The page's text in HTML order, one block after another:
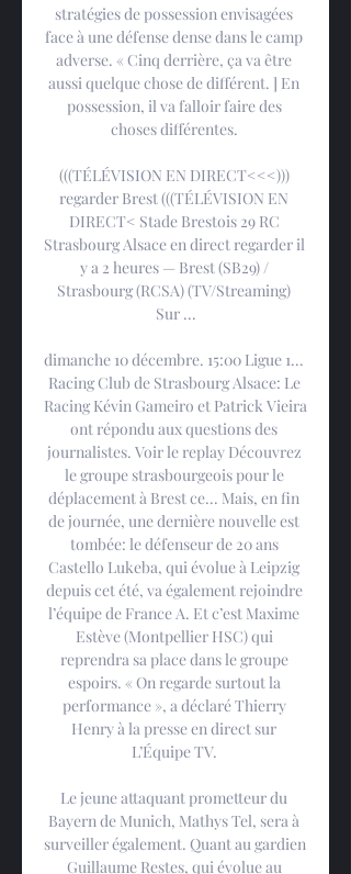
stratégies de possession envisagées
face à une défense dense dans le camp
adverse. « Cinq derrière, ça va être
aussi quelque chose de différent. ] En
possession, il va falloir faire des
choses différentes.
(((TÉLÉVISION EN DIRECT<<<)))
regarder Brest (((TÉLÉVISION EN
DIRECT< Stade Brestois 29 RC
Strasbourg Alsace en direct regarder il
y a 2 heures — Brest (SB29) /
Strasbourg (RCSA) (TV/Streaming)
Sur ...
dimanche 10 décembre. 15:00 Ligue 1...
Racing Club de Strasbourg Alsace: Le
Racing Kévin Gameiro et Patrick Vieira
ont répondu aux questions des
journalistes. Voir le replay Découvrez
le groupe strasbourgeois pour le
déplacement à Brest ce... Mais, en fin
de journée, une dernière nouvelle est
tombée: le défenseur de 20 ans
Castello Lukeba, qui évolue à Leipzig
depuis cet été, va également rejoindre
l’équipe de France A. Et c’est Maxime
Estève (Montpellier HSC) qui
reprendra sa place dans le groupe
espoirs. « On regarde surtout la
performance », a déclaré Thierry
Henry à la presse en direct sur
L’Équipe TV.
Le jeune attaquant prometteur du
Bayern de Munich, Mathys Tel, sera à
surveiller également. Quant au gardien
Guillaume Restes, qui évolue au